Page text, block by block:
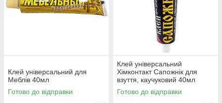
Клей універсальний для
Меблів 40мл
Готово до відправки
Клей універсальний
Хімконтакт Сапожнік для
взуття, каучуковий 40мл
Готово до відправки